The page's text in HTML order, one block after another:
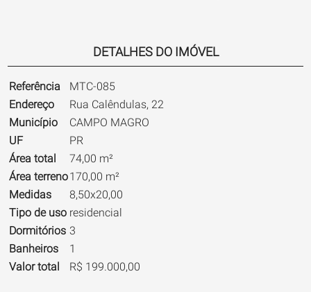
DETALHES DO IMÓVEL
Referência
MTC-085
Endereço
Rua Calêndulas, 22
Município
CAMPO MAGRO
UF
PR
Área total
74,00 m²
Área terreno170,00 m²
Medidas
8,50x20,00
Tipo de uso residencial
Dormitórios 3
Banheiros
1
Valor total
R$ 199.000,00